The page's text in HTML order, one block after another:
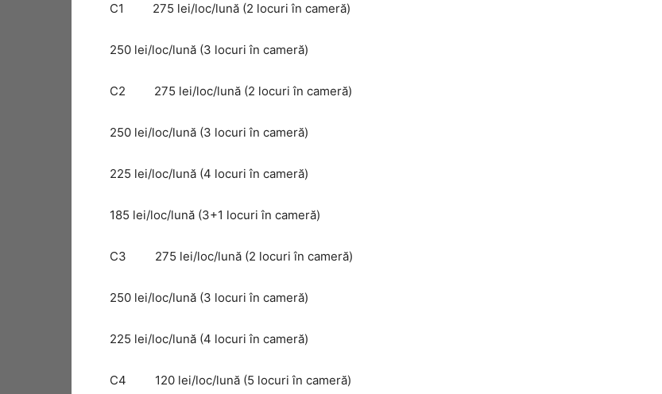
C1 275 lei/loc/lună (2 locuri în cameră)
250 lei/loc/lună (3 locuri în cameră)
C2 275 lei/loc/lună (2 locuri în cameră)
250 lei/loc/lună (3 locuri în cameră)
225 lei/loc/lună (4 locuri în cameră)
185 lei/loc/lună (3+1 locuri în cameră)
C3 275 lei/loc/lună (2 locuri în cameră)
250 lei/loc/lună (3 locuri în cameră)
225 lei/loc/lună (4 locuri în cameră)
C4 120 lei/loc/lună (5 locuri în cameră)